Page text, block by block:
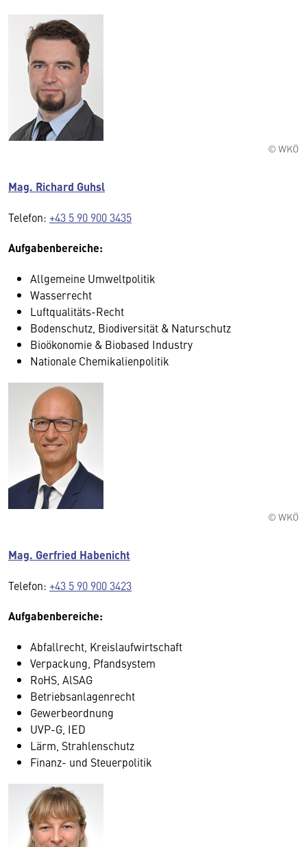
© WKÖ
Mag. Richard Guhsl
Telefon: +43 5 90 900 3435
Aufgabenbereiche:
Allgemeine Umweltpolitik
Wasserrecht
Luftqualitäts-Recht
Bodenschutz, Biodiversität & Naturschutz
Bioökonomie & Biobased Industry
Nationale Chemikalienpolitik
© WKÖ
Mag. Gerfried Habenicht
Telefon: +43 5 90 900 3423
Aufgabenbereiche:
Abfallrecht, Kreislaufwirtschaft
Verpackung, Pfandsystem
RoHS, AlSAG
Betriebsanlagenrecht
Gewerbeordnung
UVP-G, IED
Lärm, Strahlenschutz
Finanz- und Steuerpolitik